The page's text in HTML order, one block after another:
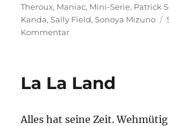
Theroux, Maniac, Mini-Serie, Patrick
Kanda,Sally Field,Sonoya Mizuno
Kommentarzu
La La Land
Alles hat seine Zeit.